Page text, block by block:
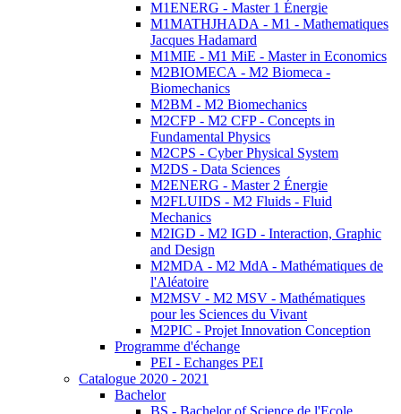
M1ENERG - Master 1 Énergie
M1MATHJHADA - M1 - Mathematiques
Jacques Hadamard
M1MIE - M1 MiE - Master in Economics
M2BIOMECA - M2 Biomeca -
Biomechanics
M2BM - M2 Biomechanics
M2CFP - M2 CFP - Concepts in
Fundamental Physics
M2CPS - Cyber Physical System
M2DS - Data Sciences
M2ENERG - Master 2 Énergie
M2FLUIDS - M2 Fluids - Fluid
Mechanics
M2IGD - M2 IGD - Interaction, Graphic
and Design
M2MDA - M2 MdA - Mathématiques de
l'Aléatoire
M2MSV - M2 MSV - Mathématiques
pour les Sciences du Vivant
M2PIC - Projet Innovation Conception
Programme d'échange
PEI - Echanges PEI
Catalogue 2020 - 2021
Bachelor
BS - Bachelor of Science de l'Ecole